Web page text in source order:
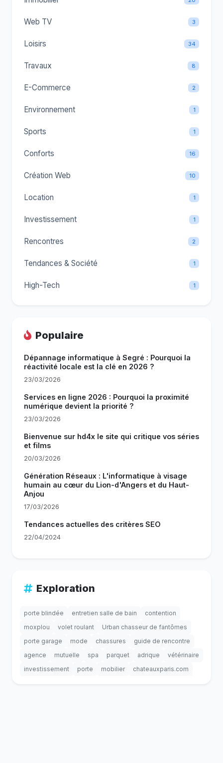
Web TV 3
Loisirs 34
Travaux 8
E-Commerce 2
Environnement 1
Sports 1
Conforts 16
Création Web 10
Location 1
Investissement 1
Rencontres 2
Tendances & Société 1
High-Tech 1
Populaire
Dépannage informatique à Segré : Pourquoi la
réactivité locale est la clé en 2026 ?
23/03/2026
Services en ligne 2026 : Pourquoi la proximité
numérique devient la priorité ?
23/03/2026
Bienvenue sur hd4x le site qui critique vos séries
et films
20/03/2026
Génération Réseaux : L'informatique à visage
humain au cœur du Lion-d'Angers et du Haut-
Anjou
17/03/2026
Tendances actuelles des critères SEO
22/04/2024
Exploration
porte blindée entretien salle de bain
contention
moxplou
volet roulant
Urban chasseur de fantômes
porte garage
mode chassures
guide de rencontre
agence
mutuelle spa parquet adrique
vétérinaire
investissement
porte mobilier chateauxparis.com